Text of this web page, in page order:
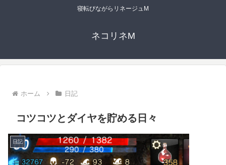
寝転びながらリネージュM
ネコリネM
ホーム 日記
コツコツとダイヤを貯める日々
日記